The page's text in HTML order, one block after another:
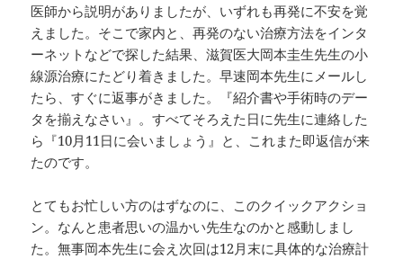
医師から説明がありましたが、いずれも再発に不安を覚
えました。そこで家内と、再発のない治療方法をインタ
ーネットなどで探した結果、滋賀医大岡本圭生先生の小
線源治療にたどり着きました。早速岡本先生にメールし
たら、すぐに返事がきました。『紹介書や手術時のデー
タを揃えなさい』。すべてそろえた日に先生に連絡した
ら『10月11日に会いましょう』と、これまた即返信が来
たのです。
とてもお忙しい方のはずなのに、このクイックアクショ
ン。なんと患者思いの温かい先生なのかと感動しまし
た。無事岡本先生に会え次回は12月末に具体的な治療計